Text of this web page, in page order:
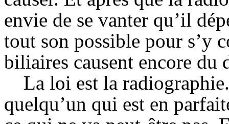
envie de se vanter qu’il
tout son possible pour s’y
biliaires causent encore du
La loi est la
quelqu’un qui est en